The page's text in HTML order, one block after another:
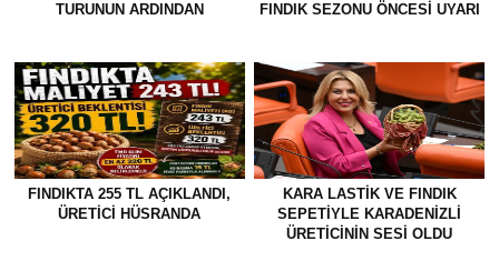
TURUNUN ARDINDAN
FINDIK SEZONU ÖNCESİ UYARI
FINDIKTA 255 TL AÇIKLANDI,
ÜRETİCİ HÜSRANDA
KARA LASTİK VE FINDIK
SEPETİYLE KARADENİZLİ
ÜRETİCİNİN SESİ OLDU